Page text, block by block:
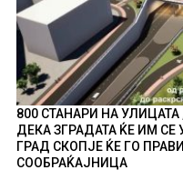
800 СТАНАРИ НА
ДЕКА ЗГРАДАТА ЌЕ ИМ
ГРАД СКОПЈЕ ЌЕ ГО
СООБРАЌАЈНИЦА